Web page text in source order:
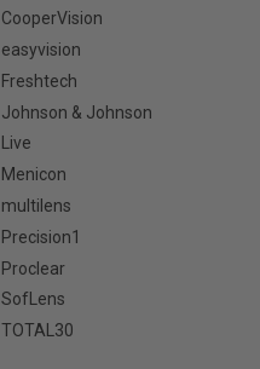
CooperVision
easyvision
Freshtech
Johnson & Johnson
Live
Menicon
multilens
Precision1
Proclear
SofLens
TOTAL30